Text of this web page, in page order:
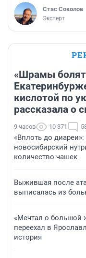
Стас Соколов
Эксперт
«Шрамы
кислотой по
рассказала о
9 часов 10 371
«Вплоть до
новосибирский
количество чашек
Выжившая после
выписалась из
«Мечтал о большой
переехал в
история